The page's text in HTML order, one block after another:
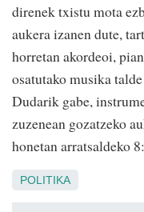
direnek txistu mota
aukera izanen dute,
horretan akordeoi,
osatutako musika
Dudarik gabe,
zuzenean gozatzeko
honetan arratsaldeko
POLITIKA